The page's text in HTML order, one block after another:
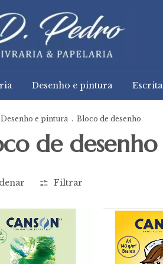
Desenho e pintura Escrita
Desenho e pintura . Bloco de desenho
de desenho
Filtrar